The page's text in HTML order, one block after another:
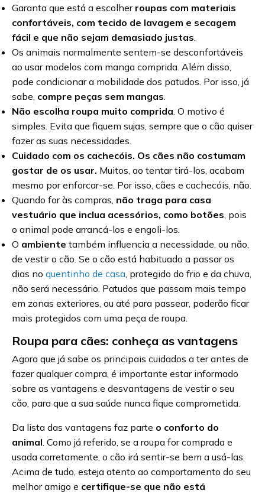
Garanta que está a escolher roupas com materiais
confortáveis, com tecido de lavagem e secagem
fácil e que não sejam demasiado justas.
Os animais normalmente sentem-se desconfortáveis
ao usar modelos com manga comprida. Além disso,
pode condicionar a mobilidade dos patudos. Por isso, já
sabe, compre peças sem mangas.
Não escolha roupa muito comprida. O motivo é
simples. Evita que fiquem sujas, sempre que o cão quiser
fazer as suas necessidades.
Cuidado com os cachecóis. Os cães não costumam
gostar de os usar. Muitos, ao tentar tirá-los, acabam
mesmo por enforcar-se. Por isso, cães e cachecóis, não.
Quando for às compras, não traga para casa
vestuário que inclua acessórios, como botões, pois
o animal pode arrancá-los e engoli-los.
O ambiente também influencia a necessidade, ou não,
de vestir o cão. Se o cão está habituado a passar os
dias no quentinho de casa, protegido do frio e da chuva,
não será necessário. Patudos que passam mais tempo
em zonas exteriores, ou até para passear, poderão ficar
mais protegidos com uma peça de roupa.
Roupa para cães: conheça as vantagens
Agora que já sabe os principais cuidados a ter antes de
fazer qualquer compra, é importante estar informado
sobre as vantagens e desvantagens de vestir o seu
cão, para que a sua saúde nunca fique comprometida.
Da lista das vantagens faz parte o conforto do
animal. Como já referido, se a roupa for comprada e
usada corretamente, o cão irá sentir-se bem a usá-las.
Acima de tudo, esteja atento ao comportamento do seu
melhor amigo e certifique-se que não está